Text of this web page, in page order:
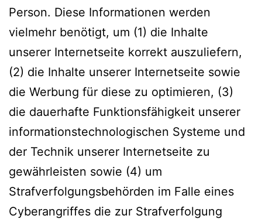
Person. Diese Informationen werden
vielmehr benötigt, um (1) die Inhalte
unserer Internetseite korrekt auszuliefern,
(2) die Inhalte unserer Internetseite sowie
die Werbung für diese zu optimieren, (3)
die dauerhafte Funktionsfähigkeit unserer
informationstechnologischen Systeme und
der Technik unserer Internetseite zu
gewährleisten sowie (4) um
Strafverfolgungsbehörden im Falle eines
Cyberangriffes die zur Strafverfolgung